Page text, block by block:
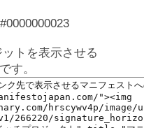
トを表示させる
す。